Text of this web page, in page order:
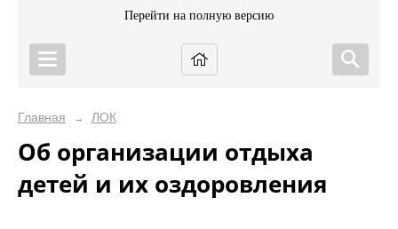
Перейти на полную версию
Главная → ЛОК
Об организации отдыха
детей и их оздоровления